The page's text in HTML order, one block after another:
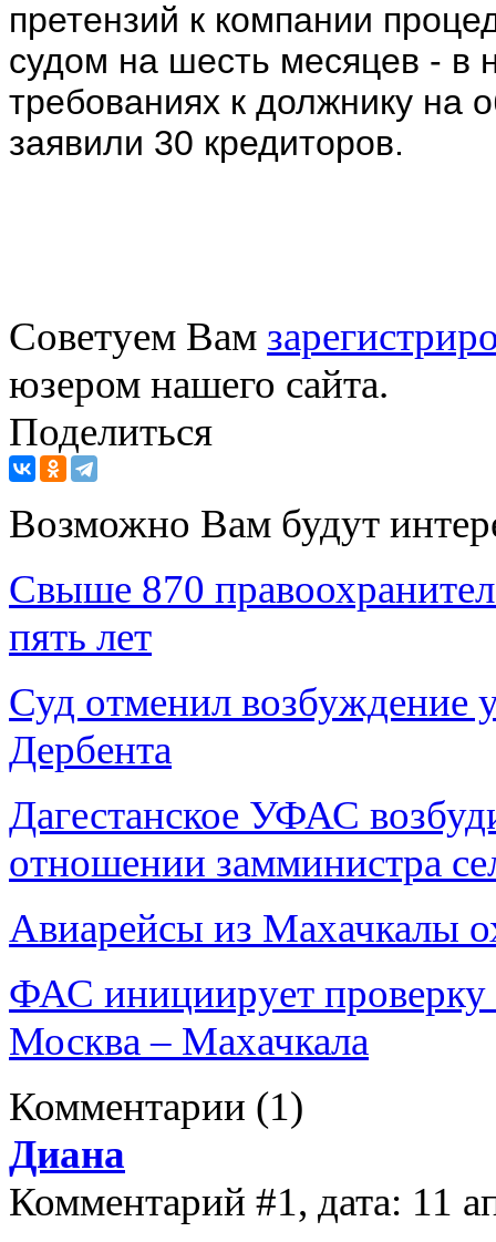
претензий к компании
судом на шесть месяцев - в
требованиях к должнику
заявили 30 кредиторов.
Советуем Вам
юзером нашего сайта.
Поделиться
Возможно Вам будут
Свыше 870
пять лет
Суд отменил возбуждение
Дербента
Дагестанское УФАС
отношении замминистра
Авиарейсы из Махачкалы
ФАС инициирует
Москва – Махачкала
Комментарии (1)
Диана
Комментарий #1, дата: 11